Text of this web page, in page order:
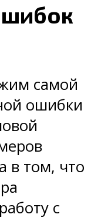
самой
ошибки
в том, что
с